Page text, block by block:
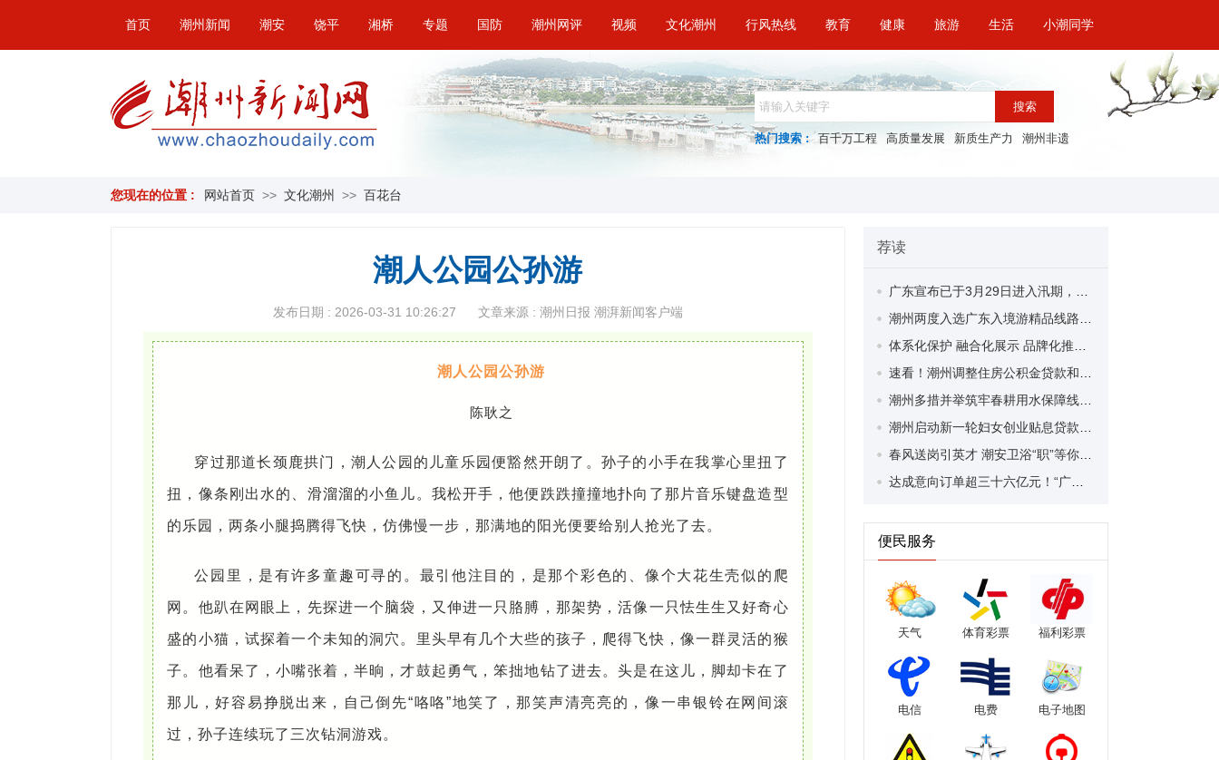
首页 潮州新闻 潮安 饶平 湘桥 专题 国防 潮州网评 视频 文化潮州 行风热线 教育 健康 旅游 生活 小潮同学
搜索
热门搜索 : 百千万工程 高质量发展 新质生产力 潮州非遗
您现在的位置 : 网站首页 >> 文化潮州 >> 百花台
潮人公园公孙游
发布日期 : 2026-03-31 10:26:27 文章来源 : 潮州日报 潮湃新闻客户端
潮人公园公孙游
陈耿之
穿过那道长颈鹿拱门，潮人公园的儿童乐园便豁然开朗了。孙子的小手在我掌心里扭了
扭，像条刚出水的、滑溜溜的小鱼儿。我松开手，他便跌跌撞撞地扑向了那片音乐键盘造型
的乐园，两条小腿捣腾得飞快，仿佛慢一步，那满地的阳光便要给别人抢光了去。
公园里，是有许多童趣可寻的。最引他注目的，是那个彩色的、像个大花生壳似的爬
网。他趴在网眼上，先探进一个脑袋，又伸进一只胳膊，那架势，活像一只怯生生又好奇心
盛的小猫，试探着一个未知的洞穴。里头早有几个大些的孩子，爬得飞快，像一群灵活的猴
子。他看呆了，小嘴张着，半晌，才鼓起勇气，笨拙地钻了进去。头是在这儿，脚却卡在了
那儿，好容易挣脱出来，自己倒先“咯咯”地笑了，那笑声清亮亮的，像一串银铃在网间滚
过，孙子连续玩了三次钻洞游戏。
荐读
便民服务
天气 体育彩票 福利彩票
电信 电费 电子地图